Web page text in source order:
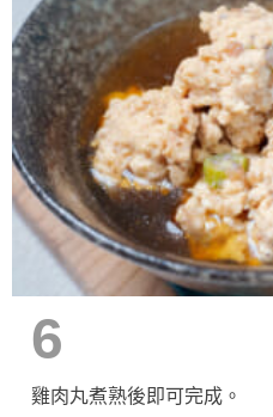
6
雞肉丸煮熟後即可完成。